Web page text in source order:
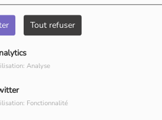
Tout refuser
Analyse
Fonctionnalité